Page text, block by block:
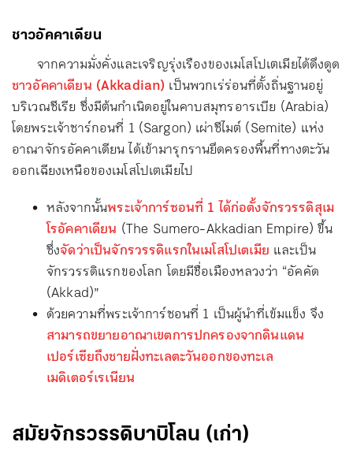
ชาวอัคคาเดียน
จากความมั่งคั่งและเจริญรุ่งเรืองของเมโสโปเตเมียได้ดึงดูด
ชาวอัคคาเดียน (Akkadian) เป็นพวกเร่ร่อนที่ตั้งถิ่นฐานอยู่
บริเวณซีเรีย ซึ่งมีต้นกำเนิดอยู่ในคาบสมุทรอารเบีย (Arabia)
โดยพระเจ้าซาร์กอนที่ 1 (Sargon) เผ่าซีไมต์ (Semite) แห่ง
อาณาจักรอัคคาเดียน ได้เข้ามารุกรานยึดครองพื้นที่ทางตะวัน
ออกเฉียงเหนือของเมโสโปเตเมียไป
หลังจากนั้นพระเจ้าการ์ซอนที่ 1 ได้ก่อตั้งจักรวรรดิสุเม
โรอัคคาเดียน (The Sumero-Akkadian Empire) ขึ้น
ซึ่งจัดว่าเป็นจักรวรรดิแรกในเมโสโปเตเมีย และเป็น
จักรวรรดิแรกของโลก โดยมีชื่อเมืองหลวงว่า “อัคคัด
(Akkad)”
ด้วยความที่พระเจ้าการ์ซอนที่ 1 เป็นผู้นำที่เข้มแข็ง จึง
สามารถขยายอาณาเขตการปกครองจากดินแดน
เปอร์เซียถึงชายฝั่งทะเลตะวันออกของทะเล
เมดิเตอร์เรเนียน
สมัยจักรวรรดิบาบิโลน (เก่า)